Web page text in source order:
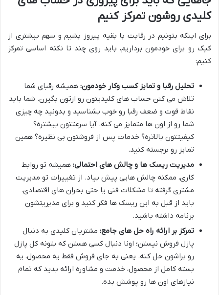
کلیدی روشون تمرکز کنیم
برای اینکه بتونیم در رقابت با بقیه پیروز بشیم و سهم بیشتری از
کیک رو برای خودمون برداریم، باید روی چند تا نکته اساسی تمرکز
کنیم:
تحلیل رقبا و تمایز کسب وکار خودمون: همیشه رقبای شما
تلاش می کنن حساب های کلیدیتون رو ازتون بگیرن. شما باید
نقاط قوت و ضعف رقبا رو خوب بشناسید و بدونید چه چیزی
شما رو از اون ها متمایز می کنه. آیا سرعتتون بیشتره؟
کیفیتتون بالاتره؟ خدمات پس از فروشتون بی نظیره؟ همین
تمایز رو برجسته کنید.
مدیریت ریسک ها و چالش های احتمالی: همیشه تو روابط
کاری، ممکنه چالش هایی پیش بیاد. از تغییرات تو مدیریت
مشتری گرفته تا مشکلات فنی یا حتی بحران های اقتصادی.
باید از قبل به این ریسک ها فکر کنید و برای مدیریتشون
برنامه داشته باشید.
تمرکز بر ارائه راه حل های جامع: مشتریان کلیدی به دنبال
پازل فروش نیستن؛ اونا دنبال کسی هستن که بتونه کل پازل
رو براشون حل کنه. یعنی به جای فروش فقط یه محصول، یه
بسته کامل از محصول، خدمت و مشاوره ارائه بدید که تمام
نیازهای اون ها رو پوشش بده.